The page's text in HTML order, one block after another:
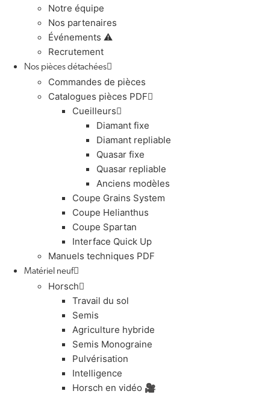
Notre équipe
Nos partenaires
Événements ⚠️
Recrutement
Nos pièces détachées
Commandes de pièces
Catalogues pièces PDF
Cueilleurs
Diamant fixe
Diamant repliable
Quasar fixe
Quasar repliable
Anciens modèles
Coupe Grains System
Coupe Helianthus
Coupe Spartan
Interface Quick Up
Manuels techniques PDF
Matériel neuf
Horsch
Travail du sol
Semis
Agriculture hybride
Semis Monograine
Pulvérisation
Intelligence
Horsch en vidéo 🎥